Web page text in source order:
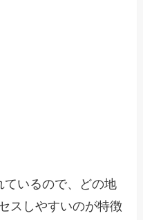
ているので、どの地
スしやすいのが特徴